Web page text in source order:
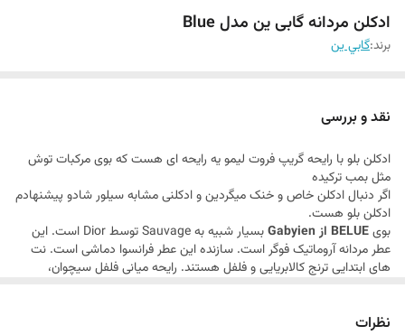
ادکلن مردانه گابی ین مدل Blue
برند:گابي ين
نقد و بررسی
ادکلن بلو با رایحه گریپ فروت لیمو یه رایحه ای هست که بوی مرکبات توش
مثل بمب ترکیده
اگر دنبال ادکلن خاص و خنک میگردین و ادکلنی مشابه سیلور شادو پیشنهادم
ادکلن بلو هست.
بوی
بسیار شبیه به Sauvage توسط Dior است. این
عطر مردانه آروماتیک فوگر است. سازنده این عطر فرانسوا دماشی است. نت
های ابتدایی ترنج کالابریایی و فلفل هستند. رایحه میانی فلفل سیچوان،
نظرات